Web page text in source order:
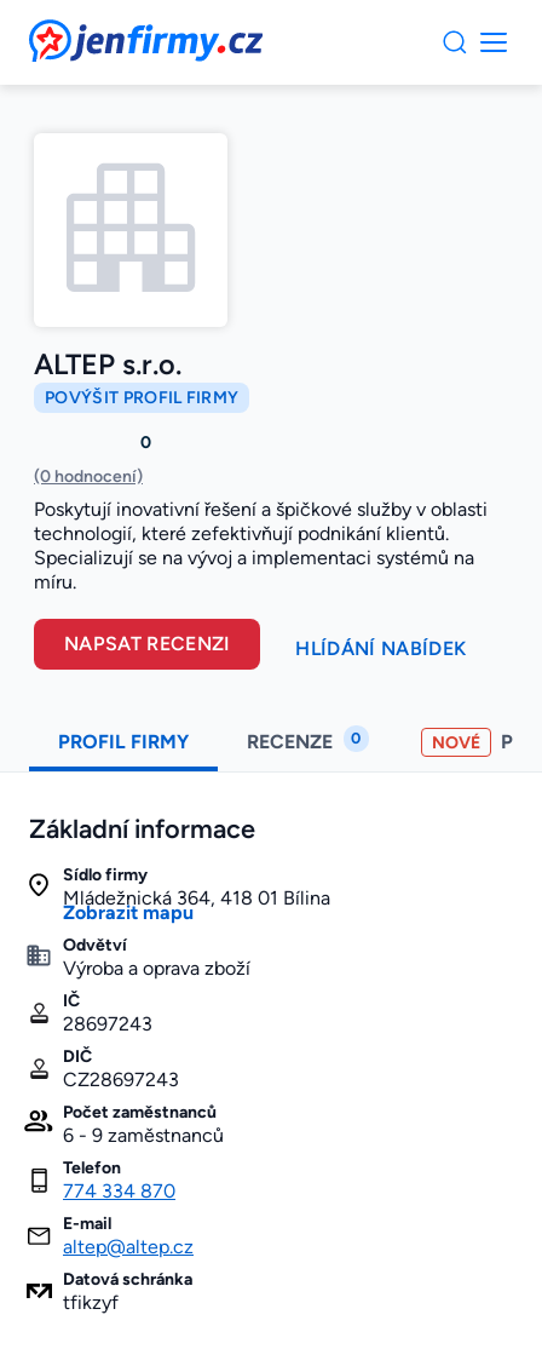
JenFirmy.cz
ALTEP s.r.o.
POVÝŠIT PROFIL FIRMY
0
(0 hodnocení)
Poskytují inovativní řešení a špičkové služby v oblasti
technologií, které zefektivňují podnikání klientů.
Specializují se na vývoj a implementaci systémů na
míru.
NAPSAT RECENZI HLÍDÁNÍ NABÍDEK
PROFIL FIRMY RECENZE 0 NOVÉ
Základní informace
Sídlo firmy
Mládežnická 364, 418 01 Bílina
Zobrazit mapu
Odvětví
Výroba a oprava zboží
IČ
28697243
DIČ
CZ28697243
Počet zaměstnanců
6 - 9 zaměstnanců
Telefon
774 334 870
E-mail
altep@altep.cz
Datová schránka
tfikzyf